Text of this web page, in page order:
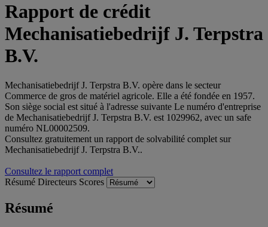
Rapport de crédit
Mechanisatiebedrijf J. Terpstra
B.V.
Mechanisatiebedrijf J. Terpstra B.V. opère dans le secteur
Commerce de gros de matériel agricole. Elle a été fondée en 1957.
Son siège social est situé à l'adresse suivante Le numéro d'entreprise
de Mechanisatiebedrijf J. Terpstra B.V. est 1029962, avec un safe
numéro NL00002509.
Consultez gratuitement un rapport de solvabilité complet sur
Mechanisatiebedrijf J. Terpstra B.V..
Consultez le rapport complet
Résumé Directeurs Scores
Résumé